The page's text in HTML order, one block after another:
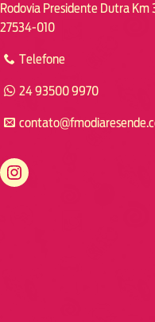
Rodovia Presidente Dutra Km
27534-010
Telefone
24 93500 9970
https://www.instagram.com/fmodiaresende